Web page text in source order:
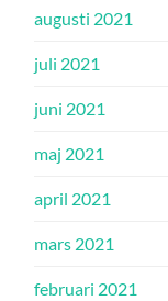
augusti 2021
juli 2021
juni 2021
maj 2021
april 2021
mars 2021
februari 2021